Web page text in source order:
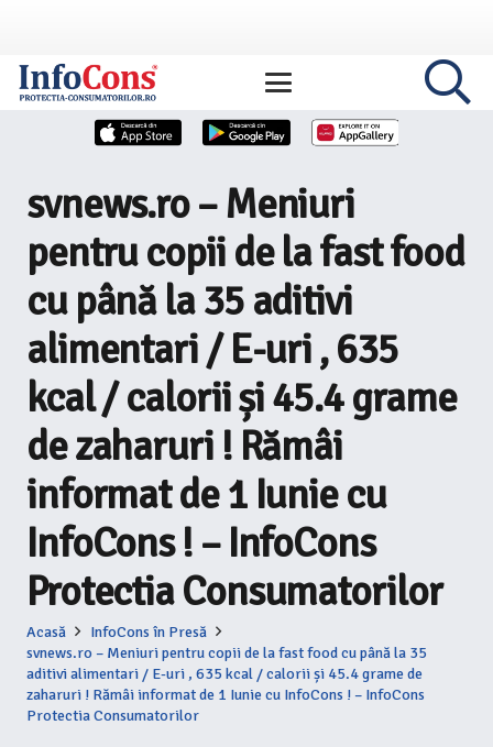
svnews.ro – Meniuri
pentru copii de la fast food
cu până la 35 aditivi
alimentari / E-uri , 635
kcal / calorii și 45.4 grame
de zaharuri ! Rămâi
informat de 1 Iunie cu
InfoCons ! – InfoCons
Protectia Consumatorilor
Acasă
InfoCons în Presă
svnews.ro – Meniuri pentru copii de la fast food cu până la 35
aditivi alimentari / E-uri , 635 kcal / calorii și 45.4 grame de
zaharuri ! Rămâi informat de 1 Iunie cu InfoCons ! – InfoCons
Protectia Consumatorilor